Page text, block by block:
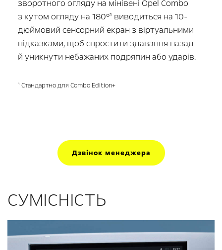
зворотного огляду на мінівені Opel Combo
з кутом огляду на 180°¹ виводиться на 10-
дюймовий сенсорний екран з віртуальними
підказками, щоб спростити здавання назад
й уникнути небажаних подряпин або ударів.
¹ Стандартно для Combo Edition+
Дзвінок менеджера
СУМІСНІСТЬ